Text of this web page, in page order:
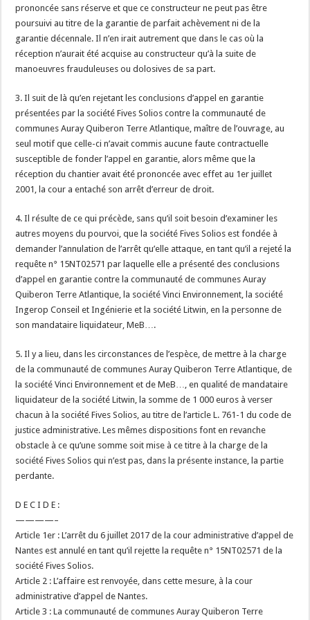
prononcée sans réserve et que ce constructeur ne peut pas être
poursuivi au titre de la garantie de parfait achèvement ni de la
garantie décennale. Il n’en irait autrement que dans le cas où la
réception n’aurait été acquise au constructeur qu’à la suite de
manoeuvres frauduleuses ou dolosives de sa part.
3. Il suit de là qu’en rejetant les conclusions d’appel en garantie
présentées par la société Fives Solios contre la communauté de
communes Auray Quiberon Terre Atlantique, maître de l’ouvrage, au
seul motif que celle-ci n’avait commis aucune faute contractuelle
susceptible de fonder l’appel en garantie, alors même que la
réception du chantier avait été prononcée avec effet au 1er juillet
2001, la cour a entaché son arrêt d’erreur de droit.
4. Il résulte de ce qui précède, sans qu’il soit besoin d’examiner les
autres moyens du pourvoi, que la société Fives Solios est fondée à
demander l’annulation de l’arrêt qu’elle attaque, en tant qu’il a rejeté la
requête n° 15NT02571 par laquelle elle a présenté des conclusions
d’appel en garantie contre la communauté de communes Auray
Quiberon Terre Atlantique, la société Vinci Environnement, la société
Ingerop Conseil et Ingénierie et la société Litwin, en la personne de
son mandataire liquidateur, MeB….
5. Il y a lieu, dans les circonstances de l’espèce, de mettre à la charge
de la communauté de communes Auray Quiberon Terre Atlantique, de
la société Vinci Environnement et de MeB…, en qualité de mandataire
liquidateur de la société Litwin, la somme de 1 000 euros à verser
chacun à la société Fives Solios, au titre de l’article L. 761-1 du code de
justice administrative. Les mêmes dispositions font en revanche
obstacle à ce qu’une somme soit mise à ce titre à la charge de la
société Fives Solios qui n’est pas, dans la présente instance, la partie
perdante.
D E C I D E :
————–
Article 1er : L’arrêt du 6 juillet 2017 de la cour administrative d’appel de
Nantes est annulé en tant qu’il rejette la requête n° 15NT02571 de la
société Fives Solios.
Article 2 : L’affaire est renvoyée, dans cette mesure, à la cour
administrative d’appel de Nantes.
Article 3 : La communauté de communes Auray Quiberon Terre